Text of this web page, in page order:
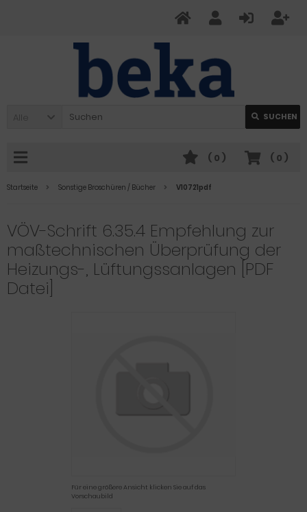
Alle SUCHEN
( 0 )
( 0 )
Startseite Sonstige Broschüren / Bücher V10721pdf
VÖV-Schrift 6.35.4 Empfehlung zur
maßtechnischen Überprüfung der
Heizungs-, Lüftungssanlagen [PDF
Datei]
Für eine größere Ansicht klicken Sie auf das
Vorschaubild